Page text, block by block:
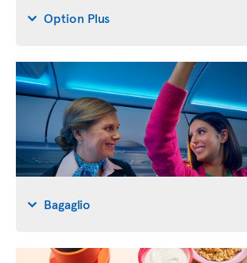
Option Plus
Bagaglio